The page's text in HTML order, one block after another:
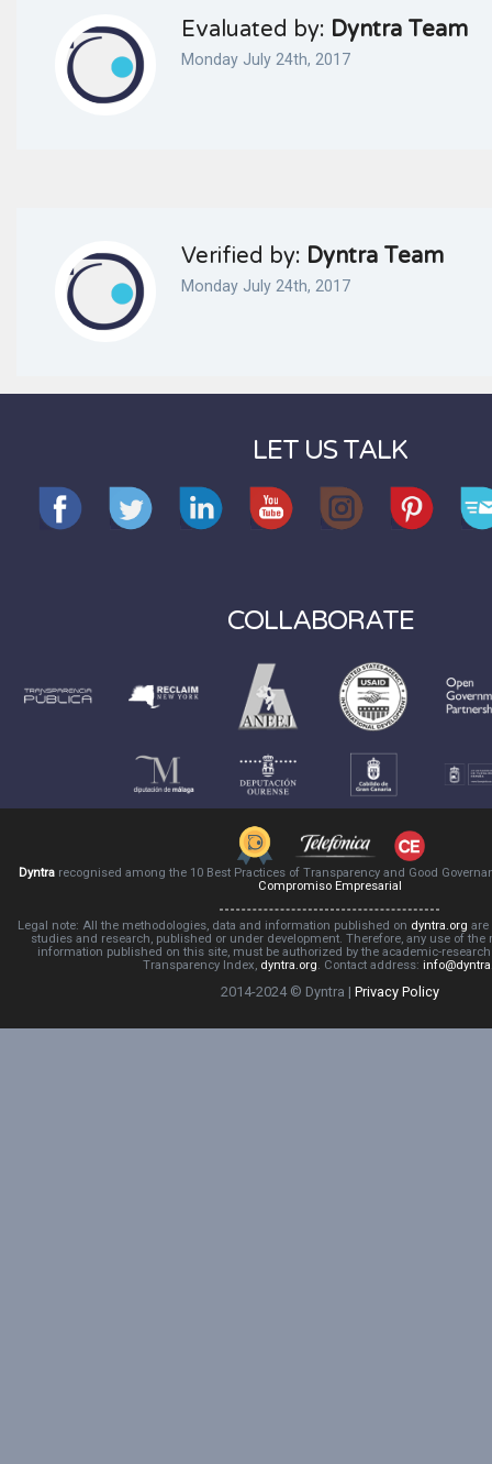
Evaluated by: Dyntra Team
Monday July 24th, 2017
Verified by: Dyntra Team
Monday July 24th, 2017
LET US TALK
COLLABORATE
Dyntra recognised among the 10 Best Practices of Transparency and Good
Compromiso Empresarial
Legal note: All the methodologies, data and information published on dyntra.org are
studies and research, published or under development. Therefore, any use of the
information published on this site, must be authorized by the academic-
Transparency Index, dyntra.org. Contact address:
2014-2024 © Dyntra | Privacy Policy